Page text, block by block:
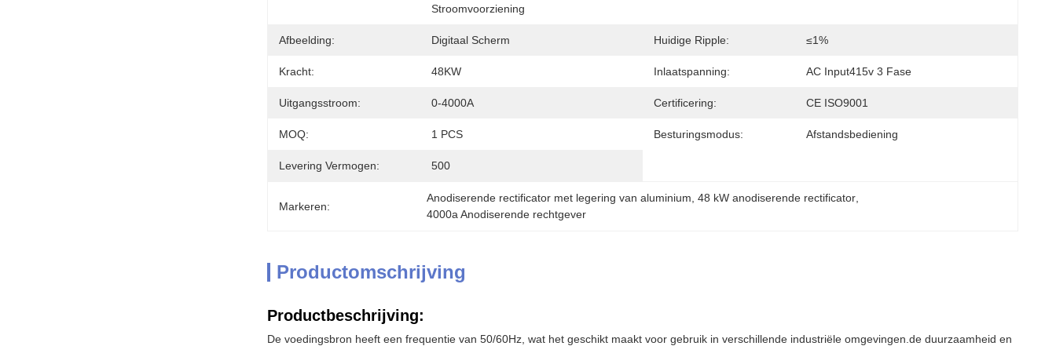
Stroomvoorziening
Afbeelding: Digitaal Scherm Huidige Ripple: ≤1%
Kracht: 48KW Inlaatspanning: AC Input415v 3 Fase
Uitgangsstroom: 0-4000A Certificering: CE ISO9001
MOQ: 1 PCS Besturingsmodus: Afstandsbediening
Levering Vermogen: 500
Markeren:
Anodiserende rectificator met legering van aluminium , 48 kW anodiserende rectificator
4000a Anodiserende rechtgever
Productomschrijving
Productbeschrijving:
De voedingsbron heeft een frequentie van 50/60Hz, wat het geschikt maakt voor gebruik in verschillende industriële omgevingen.de duurzaamheid en